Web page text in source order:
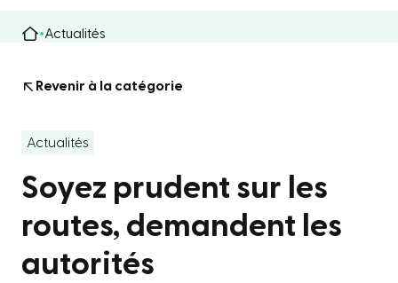
Actualités
Revenir à la catégorie
Actualités
Soyez prudent sur les
routes, demandent les
autorités